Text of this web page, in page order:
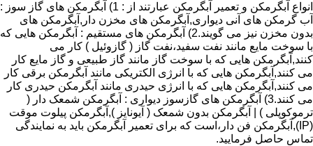
انواع آبگرمکن و تعمیر آبگرمکن عبارتند از : 1) آبگرمکن های گاز سوز :
آب گرمکن های آنی دیواری,آبگرمکن های مخزن دار,آبگرمکن های
بدون مخزن نیز می گویند.2) آبگرمکن های مستقیم : آبگرمکن هایی که
با سوخت مایع مانند نفت سفید،نفت گاز ( گازوئیل ) کار می
کنند,آبگرمکن هایی که با سوخت گاز مانند گاز طبیعی و گاز مایع کار
می کنند,آبگرمکن هایی که با انرژی الکتریکی مانند آبگرمکن برقی کار
می کنند,آبگرمکن هایی که با انرژی حیدری مانند آبگرمکن حیدری کار
می کنند.3) آبگرمکن های گازسوز دیواری : آبگرمکن شمعک دار (
ترموکوپلی ) | آبگرمکن بدون شمعک ( آیونایز ),آبگرمکن پیلوت موقت
(IP),آبگرمکن فن دار،است که برای تعمیر آبگرمکن باید به نمایندگی
تماس حاصل فرمایید.